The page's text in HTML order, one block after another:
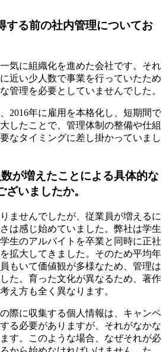
る前の社内管理についてお
気に組織化を進めた会社です。それ
近い少人数で事業を行っていたため
管理を必要としていませんでした。
2016年に雇用を本格化し、短期間で
したことで、管理体制の整備や仕組
なタイミングに差し掛かっていまし
が増えたことによる具体的な
ざいましたか。
ませんでしたが、従業員が増えるに
は感じ始めていました。弊社は学生
生のアルバイトを卒業と同時に正社
拡大してきました。そのため平均年
もいて価値観が多様なため、管理は
た。育った文化が異なるため、著作
え方も全く異なります。
際に収集する個人情報は、キャンペ
る必要がありますが、それがなかな
す。このような場合、なぜそれが必